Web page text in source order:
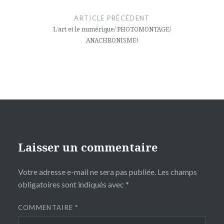
ARTICLE PRÉCÉDENT
L’art et le numérique/ PHOTOMONTAGE/
ANACHRONISME!
Laisser un commentaire
Votre adresse e-mail ne sera pas publiée. Les champs
obligatoires sont indiqués avec *
COMMENTAIRE*